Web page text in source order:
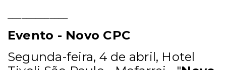
Evento - Novo CPC
Segunda-feira, 4 de abril, Hotel